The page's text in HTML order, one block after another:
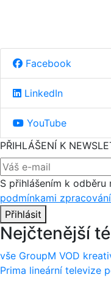
Facebook
LinkedIn
YouTube
PŘIHLÁŠENÍ K
S přihlášením k
podmínkami
Přihlásit
Nejčtenější
vše GroupM VOD
Prima lineární televize